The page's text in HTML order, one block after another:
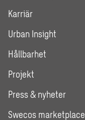
Karriär
Urban Insight
Hållbarhet
Projekt
Press & nyheter
Swecos marketplace